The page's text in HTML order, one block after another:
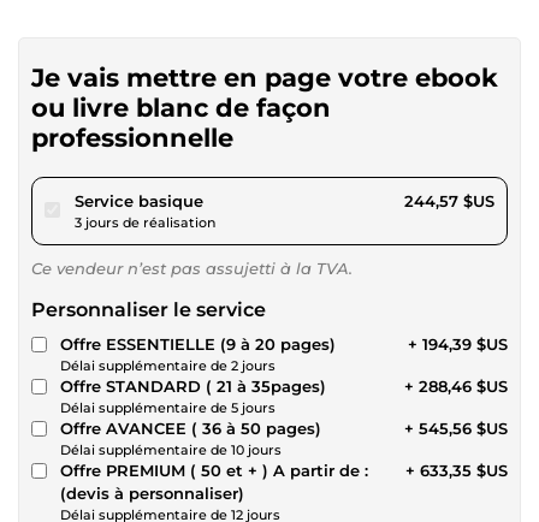
Je vais mettre en page votre ebook
ou livre blanc de façon
professionnelle
Service basiquepour 225,40 $US
3 jours de réalisation
244,57 $US
Ce vendeur n’est pas assujetti à la TVA.
Personnaliser le service
Offre ESSENTIELLE (9 à 20 pages)
Délai supplémentaire de 2 jours
+ 194,39 $US
Offre STANDARD ( 21 à 35pages)
Délai supplémentaire de 5 jours
+ 288,46 $US
Offre AVANCEE ( 36 à 50 pages)
Délai supplémentaire de 10 jours
+ 545,56 $US
Offre PREMIUM ( 50 et + ) A partir de :
(devis à personnaliser)
Délai supplémentaire de 12 jours
+ 633,35 $US